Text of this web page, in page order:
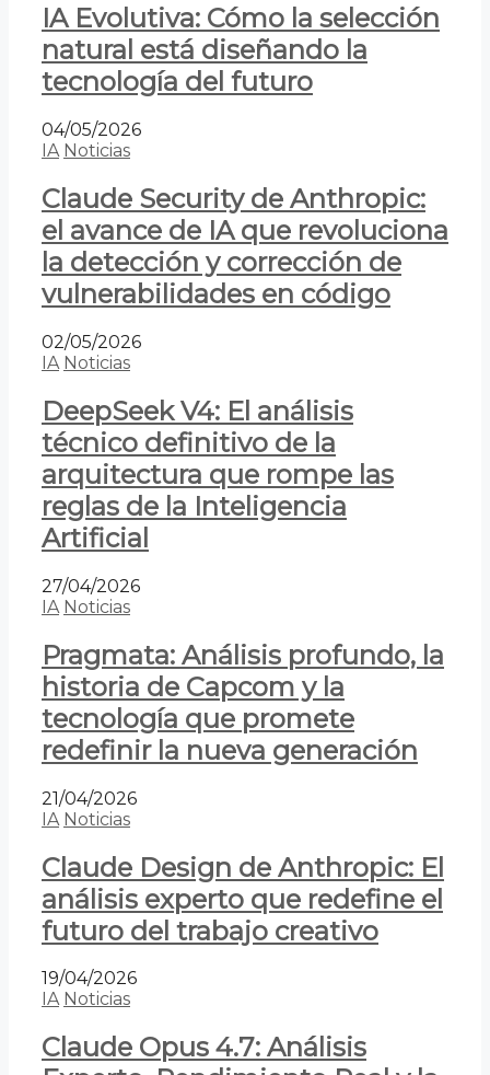
IA Evolutiva: Cómo la selección
natural está diseñando la
tecnología del futuro
04/05/2026
IA Noticias
Claude Security de Anthropic:
el avance de IA que revoluciona
la detección y corrección de
vulnerabilidades en código
02/05/2026
IA Noticias
DeepSeek V4: El análisis
técnico definitivo de la
arquitectura que rompe las
reglas de la Inteligencia
Artificial
27/04/2026
IA Noticias
Pragmata: Análisis profundo, la
historia de Capcom y la
tecnología que promete
redefinir la nueva generación
21/04/2026
IA Noticias
Claude Design de Anthropic: El
análisis experto que redefine el
futuro del trabajo creativo
19/04/2026
IA Noticias
Claude Opus 4.7: Análisis